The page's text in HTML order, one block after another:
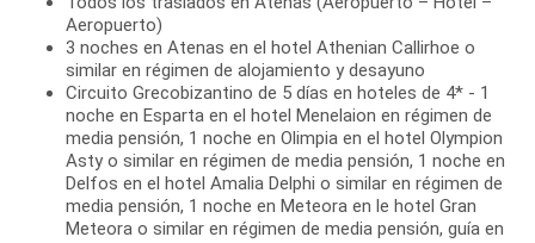
Aeropuerto)
3 noches en Atenas en el hotel Athenian Callirhoe o
similar en régimen de alojamiento y desayuno
Circuito Grecobizantino de 5 días en hoteles de 4* - 1
noche en Esparta en el hotel Menelaion en régimen de
media pensión, 1 noche en Olimpia en el hotel Olympion
Asty o similar en régimen de media pensión, 1 noche en
Delfos en el hotel Amalia Delphi o similar en régimen de
media pensión, 1 noche en Meteora en le hotel Gran
Meteora o similar en régimen de media pensión, guía en